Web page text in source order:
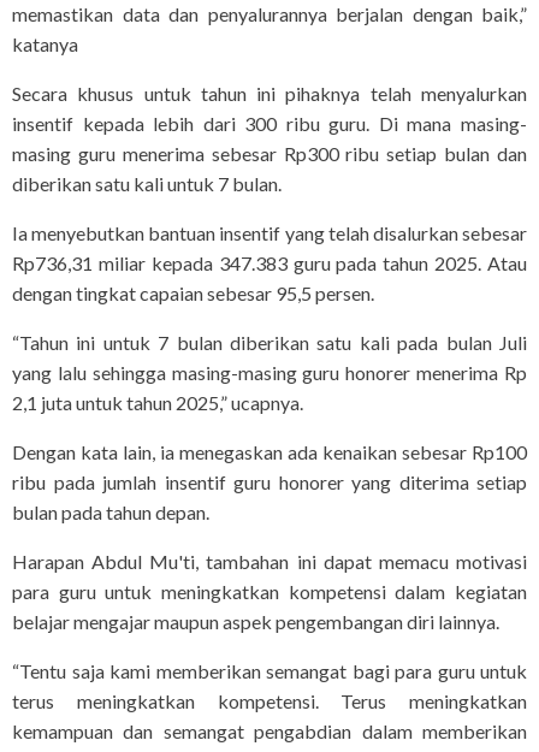
memastikan data dan penyalurannya berjalan dengan baik,”
katanya
Secara khusus untuk tahun ini pihaknya telah menyalurkan
insentif kepada lebih dari 300 ribu guru. Di mana masing-
masing guru menerima sebesar Rp300 ribu setiap bulan dan
diberikan satu kali untuk 7 bulan.
Ia menyebutkan bantuan insentif yang telah disalurkan sebesar
Rp736,31 miliar kepada 347.383 guru pada tahun 2025. Atau
dengan tingkat capaian sebesar 95,5 persen.
“Tahun ini untuk 7 bulan diberikan satu kali pada bulan Juli
yang lalu sehingga masing-masing guru honorer menerima Rp
2,1 juta untuk tahun 2025,” ucapnya.
Dengan kata lain, ia menegaskan ada kenaikan sebesar Rp100
ribu pada jumlah insentif guru honorer yang diterima setiap
bulan pada tahun depan.
Harapan Abdul Mu'ti, tambahan ini dapat memacu motivasi
para guru untuk meningkatkan kompetensi dalam kegiatan
belajar mengajar maupun aspek pengembangan diri lainnya.
“Tentu saja kami memberikan semangat bagi para guru untuk
terus meningkatkan kompetensi. Terus meningkatkan
kemampuan dan semangat pengabdian dalam memberikan